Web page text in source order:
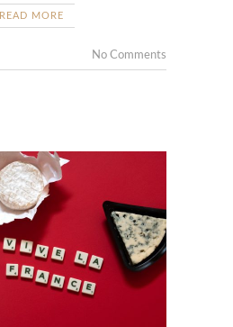
READ MORE
No Comments